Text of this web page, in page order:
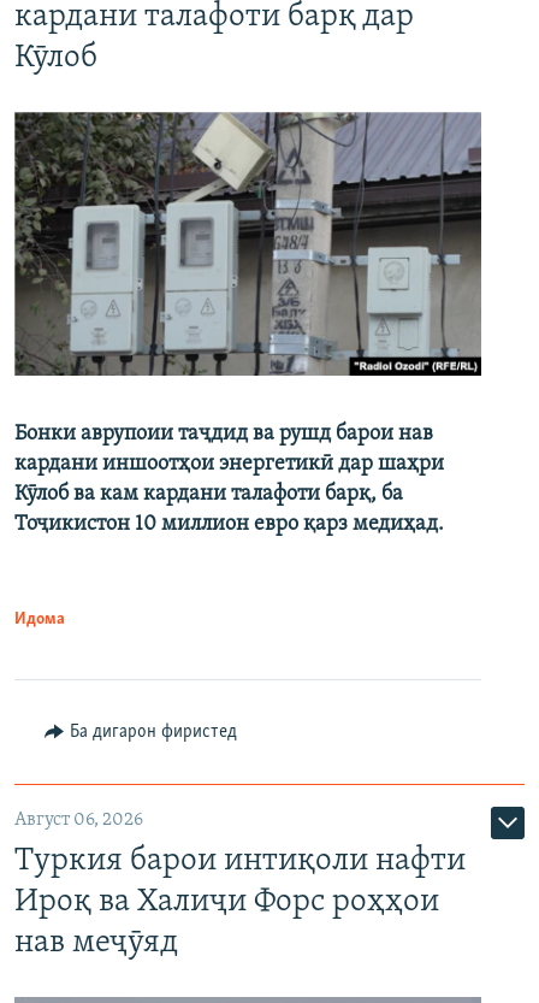
кардани талафоти барқ дар
Кӯлоб
Бонки аврупоии таҷдид ва рушд барои нав
кардани иншоотҳои энергетикӣ дар шаҳри
Кӯлоб ва кам кардани талафоти барқ, ба
Тоҷикистон 10 миллион евро қарз медиҳад.
Идома
Ба дигарон фиристед
Август 06, 2026
Туркия барои интиқоли нафти
Ироқ ва Халиҷи Форс роҳҳои
нав меҷӯяд